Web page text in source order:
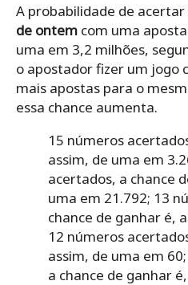
A probabilidade de acertar
de ontem com uma
uma em 3,2 milhões,
o apostador fizer um jogo
mais apostas para o
essa chance aumenta.
15 números
assim, de uma em
acertados, a chance
uma em 21.792; 13
chance de ganhar é,
12 números
assim, de uma em 60;
a chance de ganhar